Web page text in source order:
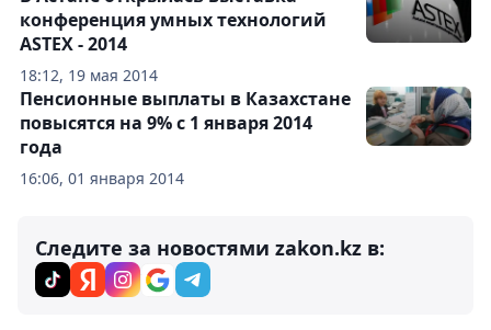
18:12, 19 мая 2014
конференция умных технологий
ASTEX - 2014
16:06, 01 января 2014
Пенсионные выплаты в Казахстане
повысятся на 9% с 1 января 2014
года
Следите за новостями zakon.kz в: